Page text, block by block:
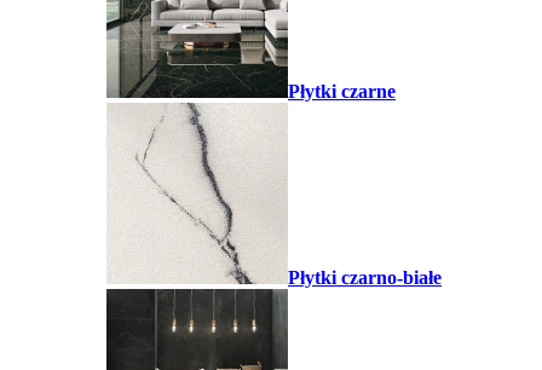
Płytki czarne
Płytki czarno-białe